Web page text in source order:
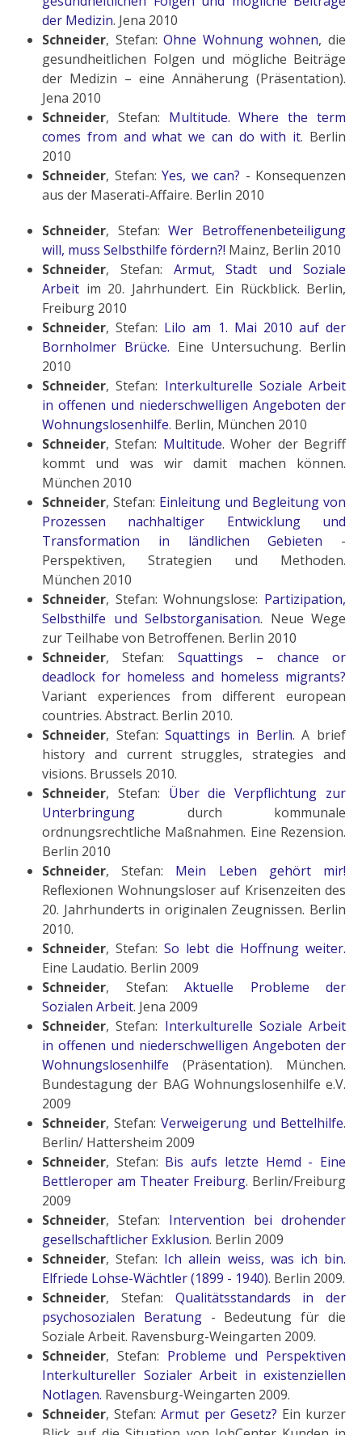
der Medizin. Jena 2010
Schneider, Stefan:Ohne Wohnung wohnen, die
gesundheitlichen Folgen und mögliche Beiträge
der Medizin – eine Annäherung (Präsentation).
Jena 2010
Schneider, Stefan: Multitude. Where the term
comes from and what we can do with it. Berlin
2010
Schneider, Stefan: Yes, we can? - Konsequenzen
aus der Maserati-Affaire. Berlin 2010
Schneider, Stefan:Wer Betroffenenbeteiligung
will, muss Selbsthilfe fördern?! Mainz, Berlin 2010
Schneider, Stefan: Armut, Stadt und Soziale
Arbeit im 20. Jahrhundert. Ein Rückblick. Berlin,
Freiburg 2010
Schneider, Stefan: Lilo am 1. Mai 2010 auf der
Bornholmer Brücke. Eine Untersuchung. Berlin
2010
Schneider, Stefan: Interkulturelle Soziale Arbeit
in offenen und niederschwelligen Angeboten der
Wohnungslosenhilfe. Berlin, München 2010
Schneider, Stefan: Multitude. Woher der Begriff
kommt und was wir damit machen können.
München 2010
Schneider, Stefan: Einleitung und Begleitung von
Prozessen nachhaltiger Entwicklung und
Transformation in ländlichen Gebieten -
Perspektiven, Strategien und Methoden.
München 2010
Schneider, Stefan: Wohnungslose: Partizipation,
Selbsthilfe und Selbstorganisation. Neue Wege
zur Teilhabe von Betroffenen. Berlin 2010
Schneider, Stefan: Squattings – chance or
deadlock for homeless and homeless migrants?
Variant experiences from different european
countries. Abstract. Berlin 2010.
Schneider, Stefan:Squattings in Berlin. A brief
history and current struggles, strategies and
visions. Brussels 2010.
Schneider, Stefan: Über die Verpflichtung zur
Unterbringung durch kommunale
ordnungsrechtliche Maßnahmen. Eine Rezension.
Berlin 2010
Schneider, Stefan: Mein Leben gehört mir!
Reflexionen Wohnungsloser auf Krisenzeiten des
20. Jahrhunderts in originalen Zeugnissen. Berlin
2010.
Schneider, Stefan: So lebt die Hoffnung weiter.
Eine Laudatio. Berlin 2009
Schneider, Stefan: Aktuelle Probleme der
Sozialen Arbeit. Jena 2009
Schneider, Stefan: Interkulturelle Soziale Arbeit
in offenen und niederschwelligen Angeboten der
Wohnungslosenhilfe (Präsentation). München.
Bundestagung der BAG Wohnungslosenhilfe e.V.
2009
Schneider, Stefan: Verweigerung und Bettelhilfe.
Berlin/ Hattersheim 2009
Schneider, Stefan: Bis aufs letzte Hemd - Eine
Bettleroper am Theater Freiburg. Berlin/Freiburg
2009
Schneider, Stefan: Intervention bei drohender
gesellschaftlicher Exklusion. Berlin 2009
Schneider, Stefan: Ich allein weiss, was ich bin.
Elfriede Lohse-Wächtler (1899 - 1940). Berlin 2009.
Schneider, Stefan: Qualitätsstandards in der
psychosozialen Beratung- Bedeutung für die
Soziale Arbeit. Ravensburg-Weingarten 2009.
Schneider, Stefan: Probleme und Perspektiven
Interkultureller Sozialer Arbeit in existenziellen
Notlagen. Ravensburg-Weingarten 2009.
Schneider, Stefan:Armut per Gesetz? Ein kurzer